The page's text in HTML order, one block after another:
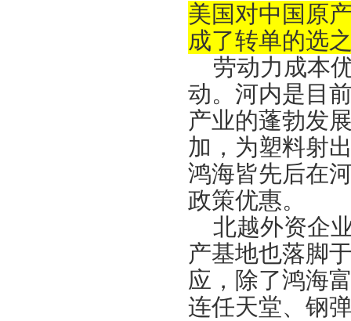
美国对中国原
成了转单的选
劳动力成本
动。河内是目
产业的蓬勃发
加，为塑料射
鸿海皆先后在
政策优惠。
北越外资企
产基地也落脚
应，除了鸿海
连任天堂、钢